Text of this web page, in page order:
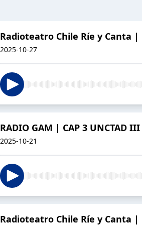
Radioteatro Chile Ríe y Canta |
2025-10-27
RADIO GAM | CAP 3 UNCTAD III
2025-10-21
Radioteatro Chile Ríe y Canta |